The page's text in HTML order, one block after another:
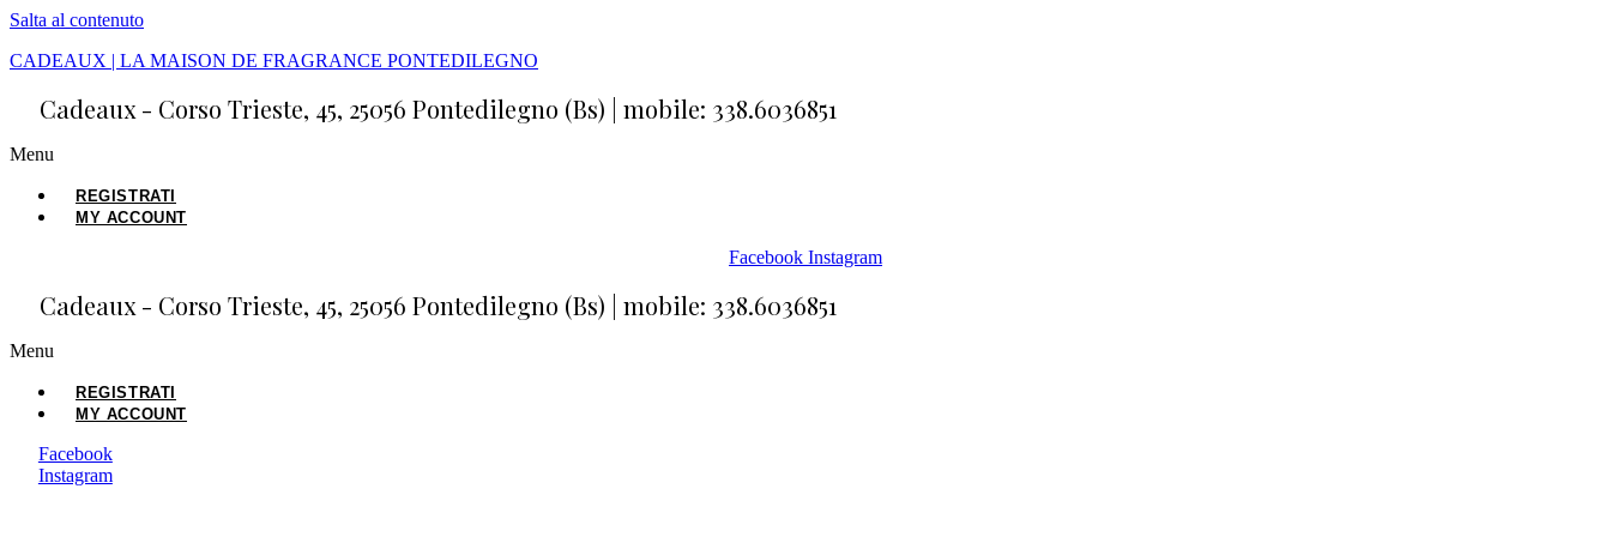
Salta al contenuto
CADEAUX | LA MAISON DE FRAGRANCE PONTEDILEGNO
Cadeaux - Corso Trieste, 45, 25056 Pontedilegno (Bs) | mobile: 338.6036851
Menu
REGISTRATI
MY ACCOUNT
Facebook Instagram
Cadeaux - Corso Trieste, 45, 25056 Pontedilegno (Bs) | mobile: 338.6036851
Menu
REGISTRATI
MY ACCOUNT
Facebook
Instagram